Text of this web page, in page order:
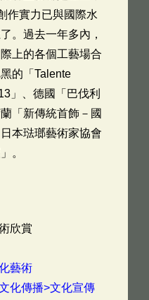
作實力已與國際水
。過去一年多內，
上的各個工藝場合
的「Talente
」、德國「巴伐利
「新傳統首飾－國
本琺瑯藝術家協會
。
欣賞
藝術
化傳播>文化宣傳